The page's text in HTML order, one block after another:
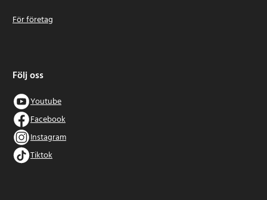
För företag
Följ oss
Youtube
Facebook
Instagram
Tiktok